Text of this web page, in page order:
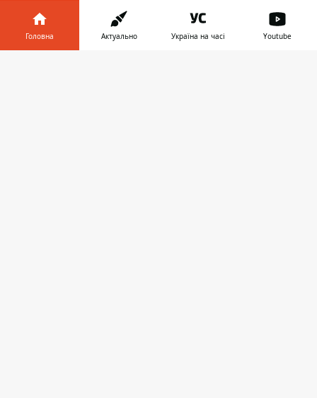
И чтобы решить её, чиновники
крупнейшего департамента горсовета –
гуманитарного, решили не вносить
Головна Актуально Україна на часі Youtube